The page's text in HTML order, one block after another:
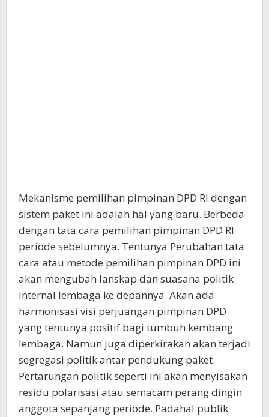
Mekanisme pemilihan pimpinan DPD RI dengan
sistem paket ini adalah hal yang baru. Berbeda
dengan tata cara pemilihan pimpinan DPD RI
periode sebelumnya. Tentunya Perubahan tata
cara atau metode pemilihan pimpinan DPD ini
akan mengubah lanskap dan suasana politik
internal lembaga ke depannya. Akan ada
harmonisasi visi perjuangan pimpinan DPD
yang tentunya positif bagi tumbuh kembang
lembaga. Namun juga diperkirakan akan terjadi
segregasi politik antar pendukung paket.
Pertarungan politik seperti ini akan menyisakan
residu polarisasi atau semacam perang dingin
anggota sepanjang periode. Padahal publik